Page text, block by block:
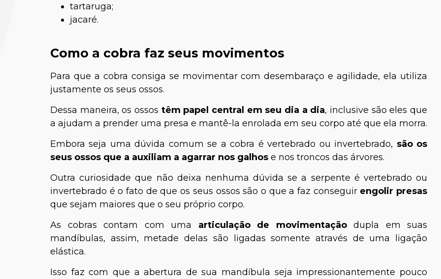
tartaruga;
jacaré.
Como a cobra faz seus movimentos
Para que a cobra consiga se movimentar com desembaraço e agilidade, ela utiliza
justamente os seus ossos.
Dessa maneira, os ossos têm papel central em seu dia a dia, inclusive são eles que
a ajudam a prender uma presa e mantê-la enrolada em seu corpo até que ela morra.
Embora seja uma dúvida comum se a cobra é vertebrado ou invertebrado, são os
seus ossos que a auxiliam a agarrar nos galhos e nos troncos das árvores.
Outra curiosidade que não deixa nenhuma dúvida se a serpente é vertebrado ou
invertebrado é o fato de que os seus ossos são o que a faz conseguir engolir presas
que sejam maiores que o seu próprio corpo.
As cobras contam com uma articulação de movimentaçãodupla em suas
mandíbulas, assim, metade delas são ligadas somente através de uma ligação
elástica.
Isso faz com que a abertura de sua mandíbula seja impressionantemente pouco
Tiago Calil
animais silvestres e
paisagismo
Joyce Lima
Médica-Veterinária